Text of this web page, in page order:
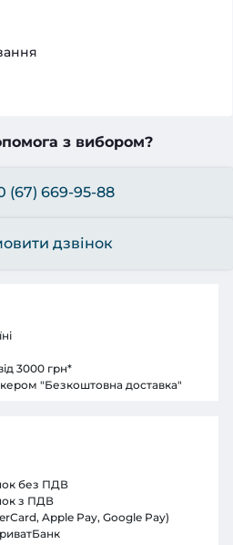
з вибором?
(67) 669-95-88
дзвінок
3000 грн*
"Безкоштовна доставка"
без ПДВ
з ПДВ
Apple Pay, Google Pay)